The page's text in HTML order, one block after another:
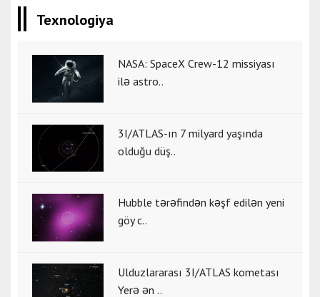
Texnologiya
NASA: SpaceX Crew-12 missiyası
ilə astro..
3I/ATLAS-ın 7 milyard yaşında
olduğu düş..
Hubble tərəfindən kəşf edilən yeni
göy c..
Ulduzlararası 3I/ATLAS kometası
Yerə ən ..